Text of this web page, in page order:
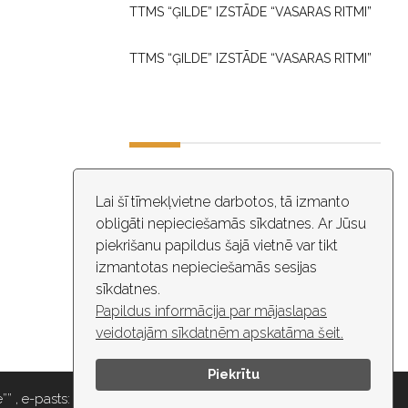
Lai šī tīmekļvietne darbotos, tā izmanto
obligāti nepieciešamās sīkdatnes. Ar Jūsu
piekrišanu papildus šajā vietnē var tikt
izmantotas nepieciešamās sesijas
sīkdatnes.
Papildus informācija par mājaslapas
veidotajām sīkdatnēm apskatāma šeit.
Piekrītu
TTMS “ĢILDE” IZSTĀDE “VASARAS RITMI”
TTMS “ĢILDE” IZSTĀDE “VASARAS RITMI”
DARBA LAIKS
10:00 - 18:30
ĒKĀ NOTIEK VIDEO NOVĒROŠANA
e-pasts: maza.gilde@riga.lv, tālr: 67037418